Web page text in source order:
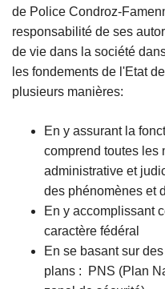
de Police Condroz-
responsabilité de ses
de vie dans la société
les fondements de l'Etat
plusieurs manières:
En y assurant la
comprend toutes les
administrative et
des phénomènes et
En y accomplissant
caractère fédéral
En se basant sur
plans : PNS (Plan